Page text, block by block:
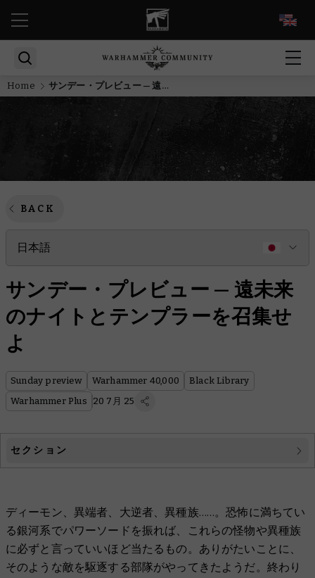
Home サンデー・プレビュー — 遠未来のナイトとテンプラーを召集せよ
BACK
日本語
サンデー・プレビュー — 遠未来
のナイトとテンプラーを召集せ
よ
Sunday preview Warhammer 40,000
Black Library
Warhammer Plus
20 7月 25
セクション
Black Library
Warhammer Plus
ディーモン、異端者、大逆者、異種族……。恐怖に満ちてい
る銀河系でパワーソードを振れば、これらの怪物や異種族
に必ずと言っていいほど当たるもの。ありがたいことに、
そのような敵を駆逐する部隊がやってきたようだ。終わり